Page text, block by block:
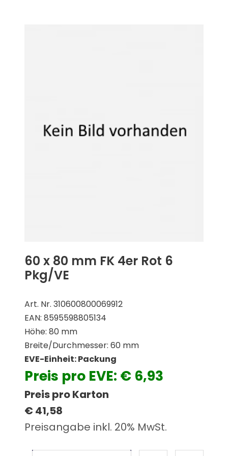
60 x 80 mm FK 4er Rot 6
Pkg/VE
Art. Nr. 310600800069912
EAN: 8595598805134
Höhe: 80 mm
Breite/Durchmesser: 60 mm
EVE-Einheit: Packung
Preis pro EVE: € 6,93
Preis pro Karton
€ 41,58
Preisangabe inkl. 20% MwSt.